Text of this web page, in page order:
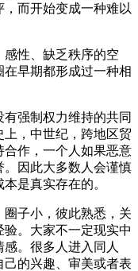
而开始变成一种难以
性、缺乏秩序的空
早期都形成过一种相
强制权力维持的共同
，中世纪，跨地区贸
作，一个人如果恶意
因此大多数人会谨慎
是真实存在的。
子小，彼此熟悉，关
。大家不一定现实中
。很多人进入同人
的兴趣、审美或者表